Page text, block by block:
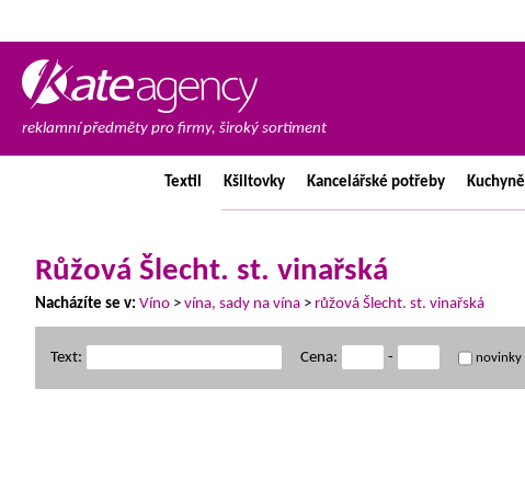
reklamní předměty pro firmy, široký sortiment
Textil Kšiltovky Kancelářské potřeby Kuchyně
Růžová Šlecht. st. vinařská
Nacházíte se v: Víno > vína, sady na vína > růžová Šlecht. st. vinařská
Text: Cena: - novinky